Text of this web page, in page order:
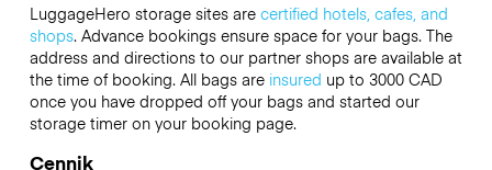
LuggageHero storage sites are certified hotels, cafes, and
shops. Advance bookings ensure space for your bags. The
address and directions to our partner shops are available at
the time of booking. All bags are insured up to 3000 CAD
once you have dropped off your bags and started our
storage timer on your booking page.
Cennik